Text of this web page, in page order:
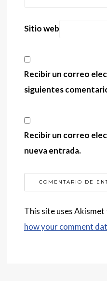
Sitio web
Recibir un correo
siguientes
Recibir un correo
nueva entrada.
This site uses Akismet
how your comment